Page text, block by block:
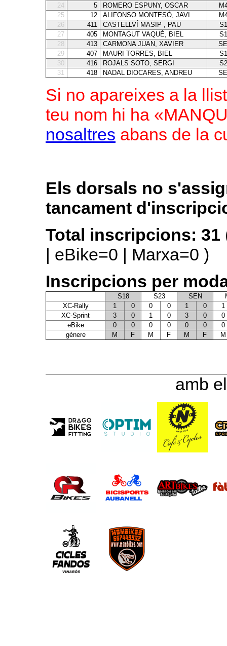
24
5 ROMERO ESPUNY, OSCAR
25
12 ALIFONSO MONTESÓ, JAVI
26
411 CASTELLVÍ MASIP , PAU
27
405 MONTAGUT VAQUÉ, BIEL
28
413 CARMONA JUAN, XAVIER
29
407 MAURI TORRES, BIEL
30
416 ROJALS SOTO, SERGI
31
418 NADAL DIOCARES, ANDREU
Si no apareixes a la
teu nom hi ha
nosaltres abans de la
Els dorsals no
tancament
Total inscripcions: 31
| eBike=0 | Marxa=0 )
Inscripcions per
S18 S23 SEN
XC-Rally
1 0 0 0 1 0
1
XC-Sprint
3 0 1 0 3 0
0
eBike
0 0 0 0 0 0
0
gènere
M F M F M F M
amb